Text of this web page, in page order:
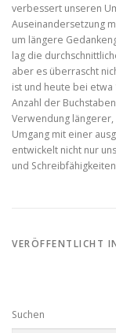
verbessert unseren
Auseinandersetzung
um längere
lag die
aber es überrascht
ist und heute bei etwa
Anzahl der
Verwendung
Umgang mit einer
entwickelt nicht nur
und
VERÖFFENTLICHT
Suchen